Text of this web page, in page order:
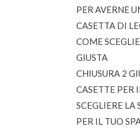
PER AVERNE
CASETTA DI
COME
GIUSTA
CHIUSURA 2
CASETTE PER
SCEGLIERE LA
PER IL TUO